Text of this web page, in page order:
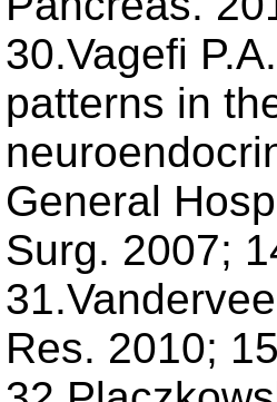
30.Vagefi
patterns in
General
Surg. 2007;
Res. 2010;